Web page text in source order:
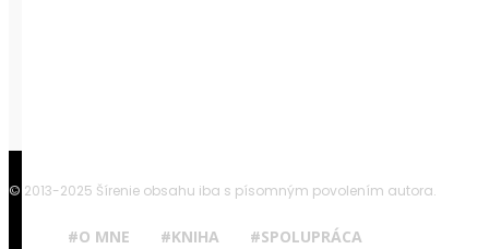
© 2013-2025 Šírenie obsahu iba s písomným povolením autora.
#O MNE #KNIHA #SPOLUPRÁCA